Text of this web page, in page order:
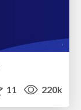
11 220k